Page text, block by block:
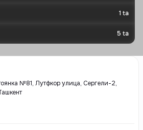
1 ta
5 ta
№81, Лутфкор улица, Сергели-2,